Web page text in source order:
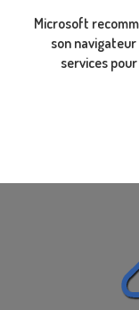
Microsoft
son
services